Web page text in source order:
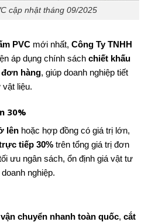
cập nhật tháng 09/2025
PVC mới nhất, Công Ty TNHH
áp dụng chính sách chiết khấu
hàng, giúp doanh nghiệp tiết
liệu.
30%
lên hoặc hợp đồng có giá trị lớn,
tiếp 30% trên tổng giá trị đơn
ưu ngân sách, ổn định giá vật tư
nghiệp.
chuyển nhanh toàn quốc, cắt